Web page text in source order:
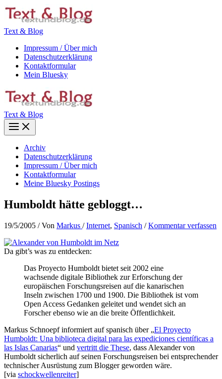
Zum
Inhalt
Text & Blog
Impressum / Über mich
Datenschutzerklärung
Kontaktformular
Mein Bluesky
Text & Blog
Main
Menu
Archiv
Datenschutzerklärung
Impressum / Über mich
Kontaktformular
Meine Bluesky Postings
Humboldt hätte gebloggt…
19/5/2005 / Von Markus /Internet, Spanisch /Kommentar verfassen
Da gibt’s was zu entdecken:
Das Proyecto Humboldt bietet seit 2002 eine
wachsende digitale Bibliothek zur Erforschung der
europäischen Forschungsreisen auf die kanarischen
Inseln zwischen 1700 und 1900. Die Bibliothek ist vom
Open Access Gedanken geleitet und wendet sich an
Forscher ebenso wie an die breite Öffentlichkeit.
Markus Schnoepf informiert auf spanisch über „El Proyecto
Humboldt: Una biblioteca digital para las expediciones científicas a
las Islas Canarias“ und vertritt die These, dass Alexander von
Humboldt sicherlich auf seinen Forschungsreisen bei entsprechender
technischer Ausrüstung zum Blogger geworden wäre.
[via schockwellenreiter]